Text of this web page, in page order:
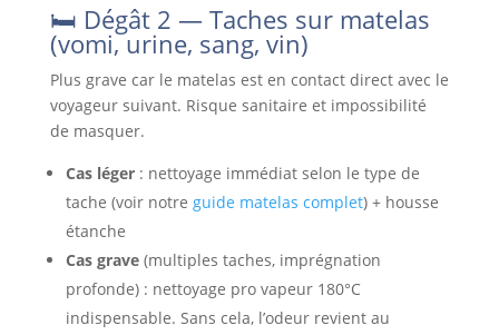
🛏️ Dégât 2 — Taches sur matelas
(vomi, urine, sang, vin)
Plus grave car le matelas est en contact direct avec le
voyageur suivant. Risque sanitaire et impossibilité
de masquer.
Cas léger: nettoyage immédiat selon le type de
tache (voir notre guide matelas complet) + housse
étanche
Cas grave(multiples taches, imprégnation
profonde) : nettoyage pro vapeur 180°C
indispensable. Sans cela, l’odeur revient au